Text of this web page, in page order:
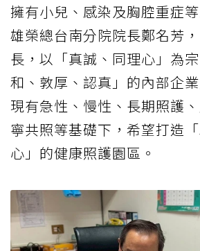
擁有小兒、感染及胸腔重症
雄榮總台南分院院長鄭名芳
長，以「真誠、同理心」為
和、敦厚、認真」的內部企
現有急性、慢性、長期照護
寧共照等基礎下，希望打造
心」的健康照護園區。